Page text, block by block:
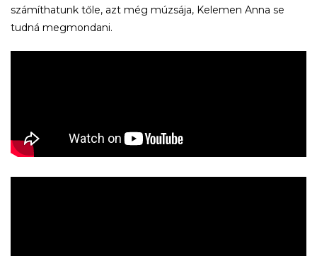
számíthatunk tőle, azt még múzsája, Kelemen Anna se
tudná megmondani.